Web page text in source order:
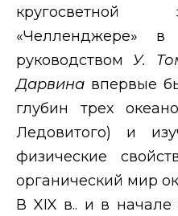
«Челленджере»
руководствомУ.
Дарвина впервые
глубин трех
Ледовитого) и
физические
органический мир
В XIX в.. и в начале